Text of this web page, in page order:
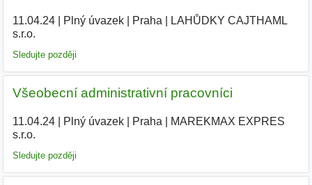
11.04.24| Plný úvazek| Praha
LAHŮDKY CAJTHAML
s.r.o.
Sledujte později
Všeobecní administrativní pracovníci
11.04.24| Plný úvazek| Praha
MAREKMAX EXPRES
s.r.o.
Sledujte později